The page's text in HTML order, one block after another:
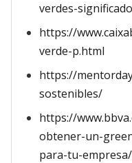
verdes-
https://
verde-p.html
https://
sostenibles/
https://
obtener-un-
para-tu-empresa/